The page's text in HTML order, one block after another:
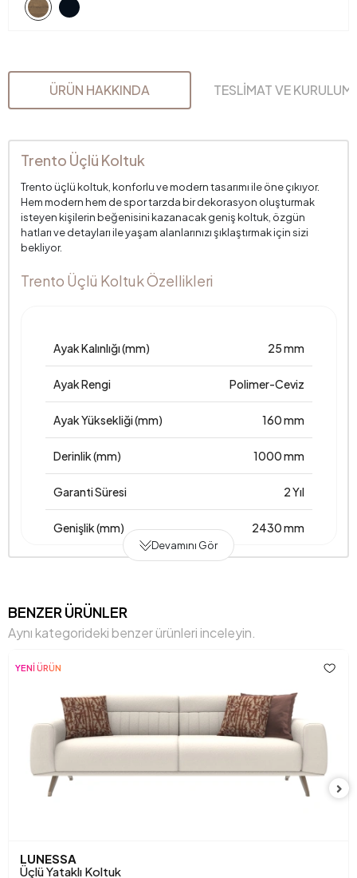
ÜRÜN HAKKINDA TESLİMAT VE KURULUM
Trento Üçlü Koltuk
Trento üçlü koltuk, konforlu ve modern tasarımı ile öne çıkıyor.
Hem modern hem de spor tarzda bir dekorasyon oluşturmak
isteyen kişilerin beğenisini kazanacak geniş koltuk, özgün
hatları ve detayları ile yaşam alanlarınızı şıklaştırmak için sizi
bekliyor.
Trento Üçlü Koltuk Özellikleri
Ayak Kalınlığı (mm) 25 mm
Ayak Rengi Polimer-Ceviz
Ayak Yüksekliği (mm) 160 mm
Derinlik (mm) 1000 mm
Garanti Süresi 2 Yıl
Genişlik (mm) 2430 mm
Gövde Malzemesi Metal Destekli Ahşap İskelet
Işığa Karşı Dayanıklılık
İskelet Yapısı
Kimyasal Kullanımı Hayır
Kırlent 1 Kumaş Rengi Gri
Kırlent 1 Ölçüsü 45x45 cm
Devamını Gör
BENZER ÜRÜNLER
Aynı kategorideki benzer ürünleri inceleyin.
YENİ ÜRÜN
LUNESSA
Üçlü Yataklı Koltuk